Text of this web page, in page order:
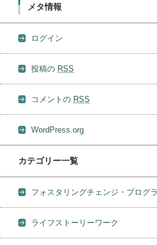
メタ情報
ログイン
投稿の RSS
コメントの RSS
WordPress.org
カテゴリー一覧
フォスタリングチェンジ・プログ
ライフストーリーワーク